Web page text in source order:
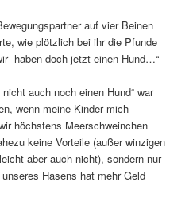
auf vier Beinen
wie plötzlich bei ihr die Pfunde
haben doch jetzt einen Hund…“
auch noch einen Hund“ war
wenn meine Kinder mich
höchstens Meerschweinchen
keine Vorteile (außer winzigen
aber auch nicht), sondern nur
Hasens hat mehr Geld